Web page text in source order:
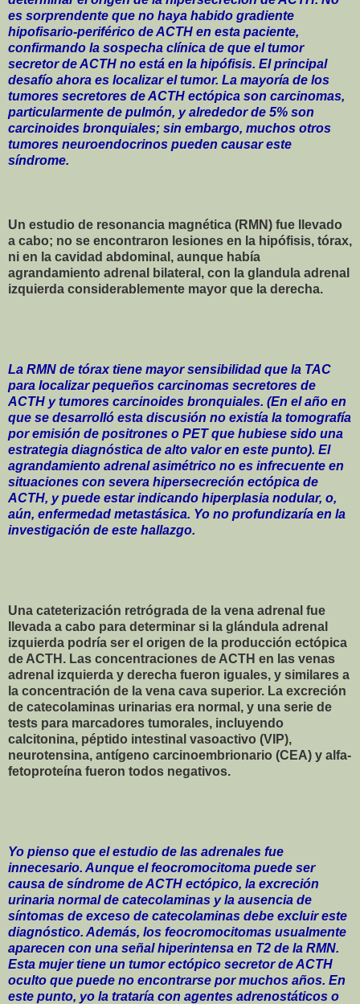
es sorprendente que no haya habido gradiente
hipofisario-periférico de ACTH en esta paciente,
confirmando la sospecha clínica de que el tumor
secretor de ACTH no está en la hipófisis. El principal
desafío ahora es localizar el tumor. La mayoría de los
tumores secretores de ACTH ectópica son carcinomas,
particularmente de pulmón, y alrededor de 5% son
carcinoides bronquiales; sin embargo, muchos otros
tumores neuroendocrinos pueden causar este
síndrome.
Un estudio de resonancia magnética (RMN) fue llevado
a cabo; no se encontraron lesiones en la hipófisis, tórax,
ni en la cavidad abdominal, aunque había
agrandamiento adrenal bilateral, con la glandula adrenal
izquierda considerablemente mayor que la derecha.
La RMN de tórax tiene mayor sensibilidad que la TAC
para localizar pequeños carcinomas secretores de
ACTH y tumores carcinoides bronquiales. (En el año en
que se desarrolló esta discusión no existía la tomografía
por emisión de positrones o PET que hubiese sido una
estrategia diagnóstica de alto valor en este punto). El
agrandamiento adrenal asimétrico no es infrecuente en
situaciones con severa hipersecreción ectópica de
ACTH, y puede estar indicando hiperplasia nodular, o,
aún, enfermedad metastásica. Yo no profundizaría en la
investigación de este hallazgo.
Una cateterización retrógrada de la vena adrenal fue
llevada a cabo para determinar si la glándula adrenal
izquierda podría ser el origen de la producción ectópica
de ACTH. Las concentraciones de ACTH en las venas
adrenal izquierda y derecha fueron iguales, y similares a
la concentración de la vena cava superior. La excreción
de catecolaminas urinarias era normal, y una serie de
tests para marcadores tumorales, incluyendo
calcitonina, péptido intestinal vasoactivo (VIP),
neurotensina, antígeno carcinoembrionario (CEA) y alfa-
fetoproteína fueron todos negativos.
Yo pienso que el estudio de las adrenales fue
innecesario. Aunque el feocromocitoma puede ser
causa de síndrome de ACTH ectópico, la excreción
urinaria normal de catecolaminas y la ausencia de
síntomas de exceso de catecolaminas debe excluir este
diagnóstico. Además, los feocromocitomas usualmente
aparecen con una señal hiperintensa en T2 de la RMN.
Esta mujer tiene un tumor ectópico secretor de ACTH
oculto que puede no encontrarse por muchos años. En
este punto, yo la trataría con agentes adrenostáticos o